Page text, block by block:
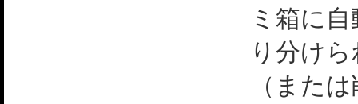
ミ箱に
り分け
（また